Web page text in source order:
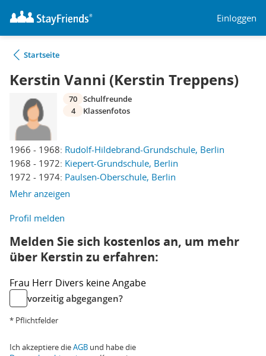
Einloggen
Startseite
Kerstin Vanni (Kerstin Treppens)
1966 - 1968: Rudolf-Hildebrand-Grundschule, Berlin
1968 - 1972: Kiepert-Grundschule, Berlin
1972 - 1974: Paulsen-Oberschule, Berlin
Mehr anzeigen
70 Schulfreunde
4
Klassenfotos
Profil melden
Melden Sie sich kostenlos an, um mehr
über Kerstin zu erfahren:
Frau Herr Divers keine Angabe
vorzeitig abgegangen?
* Pflichtfelder
Ich akzeptiere dieAGB und habe die